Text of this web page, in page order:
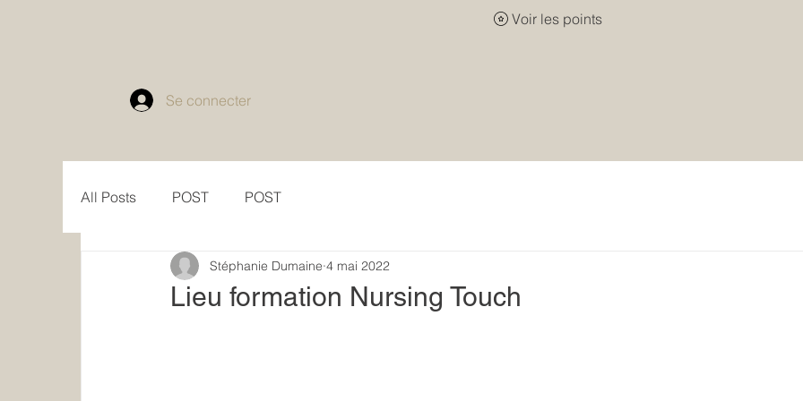
Voir les points
Se connecter
All Posts POST POST
Lieu formation Nursing Touch
Stéphanie Dumaine 4 mai 2022